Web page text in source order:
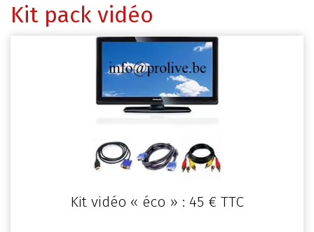
Kit pack vidéo
Kit vidéo « éco » : 45 € TTC